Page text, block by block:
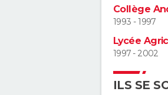
Collège
1993 - 1997
Lycée
1997 - 2002
ILS SE